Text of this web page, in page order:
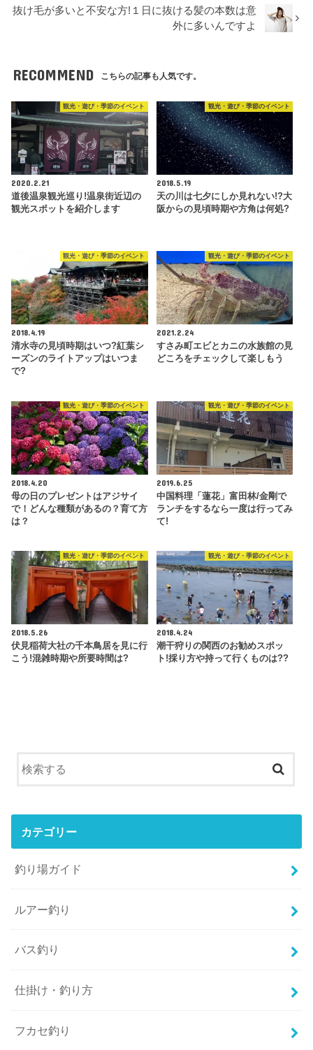
抜け毛が多いと不安な方!１日に抜ける髪の本数は意
外に多いんですよ
RECOMMEND こちらの記事も人気です。
観光・遊び・季節のイベント
2020.2.21
道後温泉観光巡り!温泉街近辺の
観光スポットを紹介します
観光・遊び・季節のイベント
2018.5.19
天の川は七夕にしか見れない!?大
阪からの見頃時期や方角は何処?
観光・遊び・季節のイベント
2018.4.19
清水寺の見頃時期はいつ?紅葉シ
ーズンのライトアップはいつま
で?
観光・遊び・季節のイベント
2021.2.24
すさみ町エビとカニの水族館の見
どころをチェックして楽しもう
観光・遊び・季節のイベント
2018.4.20
母の日のプレゼントはアジサイ
で！どんな種類があるの？育て方
は？
観光・遊び・季節のイベント
2019.6.25
中国料理「蓮花」富田林/金剛で
ランチをするなら一度は行ってみ
て!
観光・遊び・季節のイベント
2018.5.26
伏見稲荷大社の千本鳥居を見に行
こう!混雑時期や所要時間は?
観光・遊び・季節のイベント
2018.4.24
潮干狩りの関西のお勧めスポッ
ト!採り方や持って行くものは??
カテゴリー
釣り場ガイド
ルアー釣り
バス釣り
仕掛け・釣り方
フカセ釣り